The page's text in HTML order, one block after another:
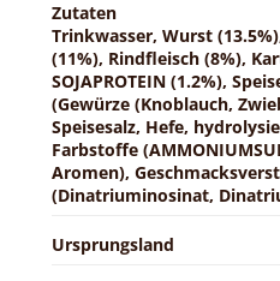
Zutaten
Trinkwasser, Wurst
(11%), Rindfleisch (8%),
SOJAPROTEIN (1.2%),
(Gewürze (Knoblauch,
Speisesalz, Hefe,
Farbstoffe
Aromen),
(Dinatriuminosinat,
Ursprungsland